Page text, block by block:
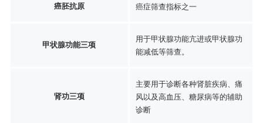
癌胚抗原 癌症筛查指标之一
甲状腺功能三项
用于甲状腺功能亢进或甲状腺功
能减低等筛查。
肾功三项
主要用于诊断各种肾脏疾病、痛
风以及高血压、糖尿病等的辅助
诊断